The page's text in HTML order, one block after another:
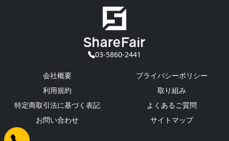
03-5860-2441
会社概要
プライバシーポリシー
利用規約
取り組み
特定商取引法に基づく表記
よくあるご質問
お問い合わせ
サイトマップ